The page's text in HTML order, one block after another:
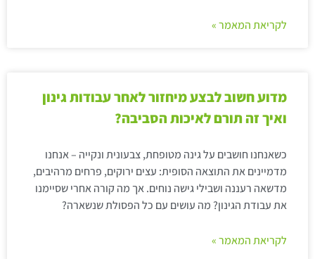
לקריאת המאמר »
מדוע חשוב לבצע מיחזור לאחר עבודות גינון
ואיך זה תורם לאיכות הסביבה?
כשאנחנו חושבים על גינה מטופחת, צבעונית ונקייה – אנחנו
מדמיינים את התוצאה הסופית: עצים ירוקים, פרחים מרהיבים,
מדשאה רעננה ושבילי גישה נוחים. אך מה קורה אחרי שסיימנו
את עבודת הגינון? מה עושים עם כל הפסולת שנשארה?
לקריאת המאמר »